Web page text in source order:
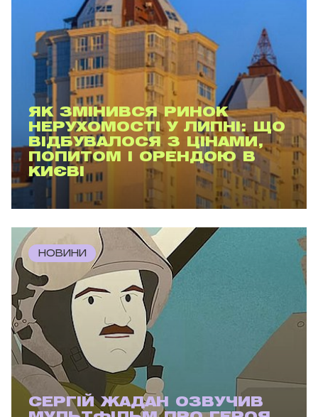
ЯК ЗМІНИВСЯ РИНОК
НЕРУХОМОСТІ У ЛИПНІ: ЩО
ВІДБУВАЛОСЯ З ЦІНАМИ,
ПОПИТОМ І ОРЕНДОЮ В
КИЄВІ
НОВИНИ
СЕРГІЙ ЖАДАН ОЗВУЧИВ